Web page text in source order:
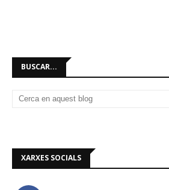
BUSCAR...
XARXES SOCIALS